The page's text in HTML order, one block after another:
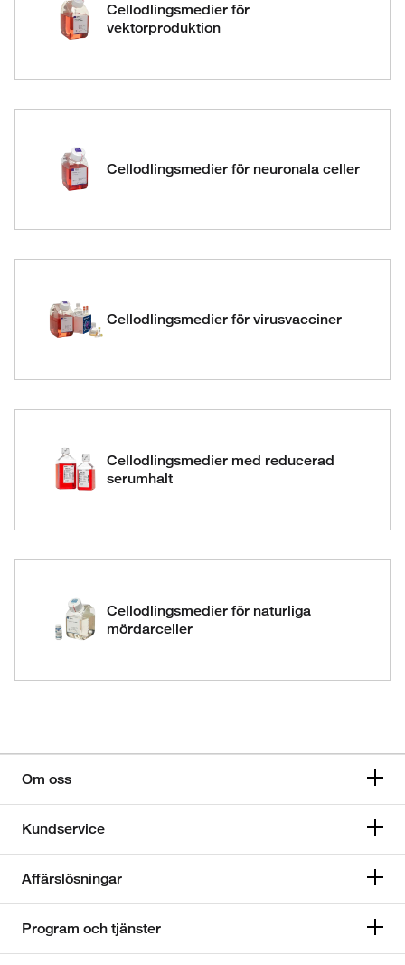
Cellodlingsmedier för
vektorproduktion
Cellodlingsmedier för neuronala celler
Cellodlingsmedier för virusvacciner
Cellodlingsmedier med reducerad
serumhalt
Cellodlingsmedier för naturliga
mördarceller
Om oss
Kundservice
Affärslösningar
Program och tjänster